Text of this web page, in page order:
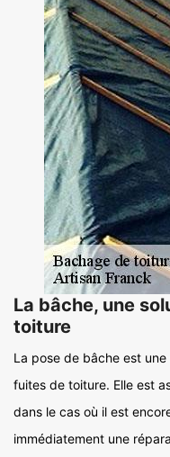
La bâche, une
toiture
La pose de bâche est
fuites de toiture. Elle est
dans le cas où il est
immédiatement une